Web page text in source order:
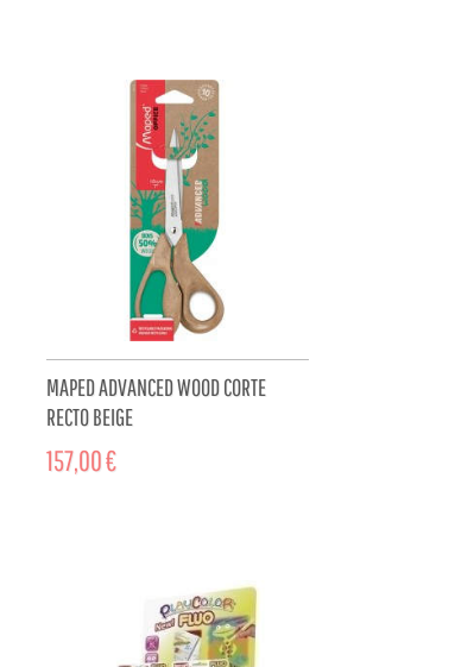
MAPED ADVANCED WOOD CORTE
RECTO BEIGE
157,00 €